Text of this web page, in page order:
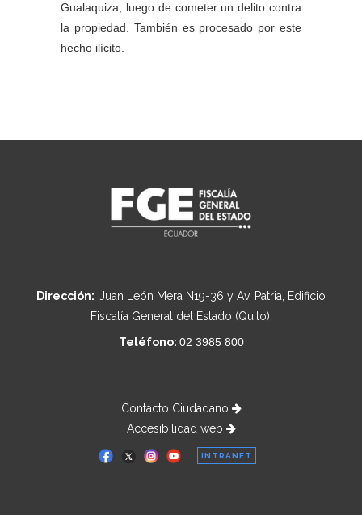
Gualaquiza, luego de cometer un delito contra
la propiedad. También es procesado por este
hecho ilícito.
Dirección: Juan León Mera N19-36 y Av. Patria, Edificio
Fiscalía General del Estado (Quito).
Teléfono: 02 3985 800
Contacto Ciudadano
Accesibilidad web
INTRANET